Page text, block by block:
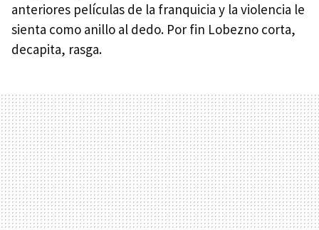
anteriores películas de la franquicia y la violencia le
sienta como anillo al dedo. Por fin Lobezno corta,
decapita, rasga.